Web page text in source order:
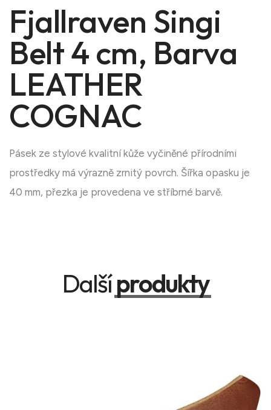
Fjallraven Singi
Belt 4 cm, Barva
LEATHER
COGNAC
Pásek ze stylové kvalitní kůže vyčiněné přírodními
prostředky má výrazně zrnitý povrch. Šířka opasku je
40 mm, přezka je provedena ve stříbrné barvě.
Dalšíprodukty